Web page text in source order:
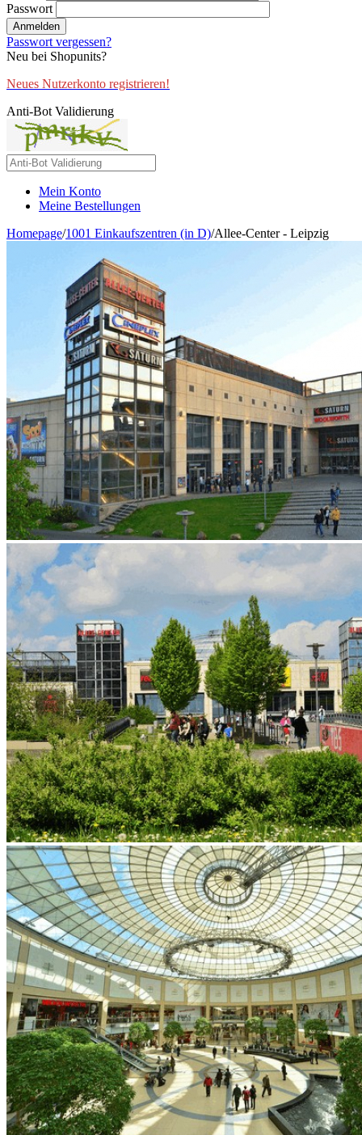
Passwort
Anmelden
Passwort vergessen?
Neu bei Shopunits?
Neues Nutzerkonto registrieren!
Anti-Bot Validierung
Mein Konto
Meine Bestellungen
Homepage/1001 Einkaufszentren (in D)/Allee-Center - Leipzig